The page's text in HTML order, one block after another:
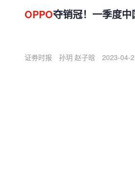
OPPO夺销冠！一季度
证券时报 孙玥 赵子晗 2023-04-